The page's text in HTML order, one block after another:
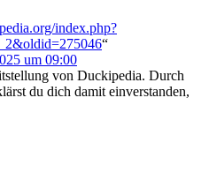
index.php?
“
um 09:00
von Duckipedia. Durch
du dich damit einverstanden,